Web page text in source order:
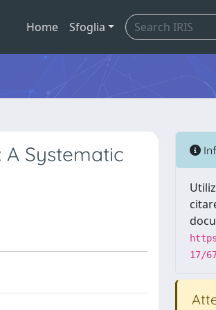
Home Sfoglia
A Systematic
17/